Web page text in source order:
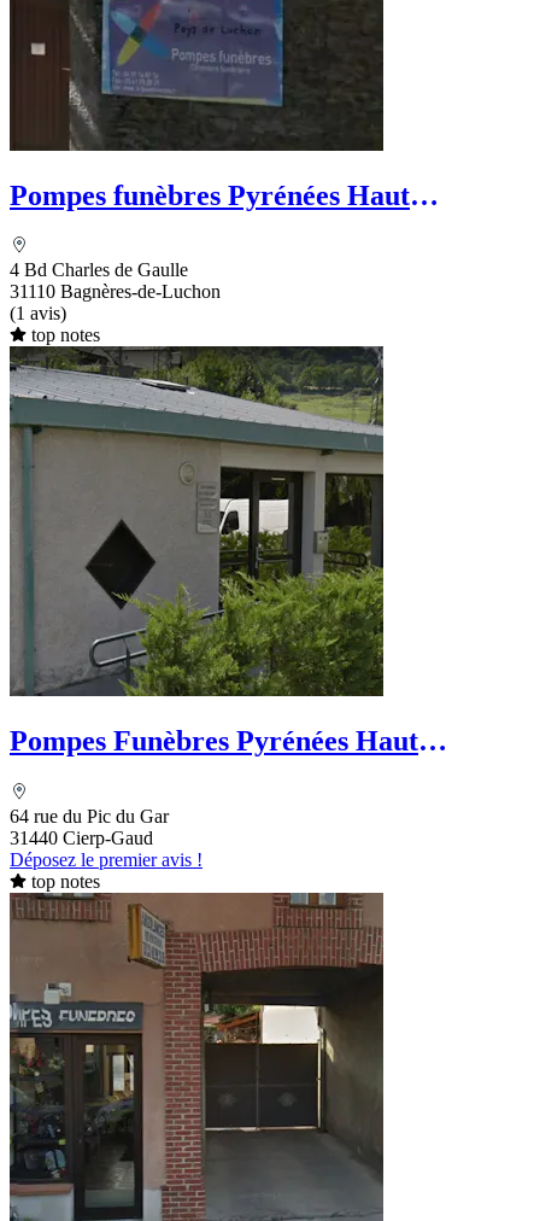
Pompes funèbres Pyrénées Haut
4 Bd Charles de Gaulle
31110 Bagnères-de-Luchon
(1 avis)
top notes
Pompes Funèbres Pyrénées Haut
64 rue du Pic du Gar
31440 Cierp-Gaud
Déposez le premier avis !
top notes